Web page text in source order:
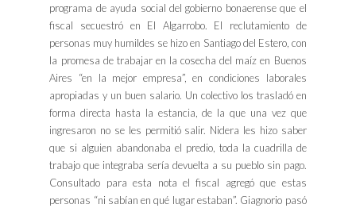
programa de ayuda social del gobierno bonaerense que el
fiscal secuestró en El Algarrobo. El reclutamiento de
personas muy humildes se hizo en Santiago del Estero, con
la promesa de trabajar en la cosecha del maíz en Buenos
Aires “en la mejor empresa”, en condiciones laborales
apropiadas y un buen salario. Un colectivo los trasladó en
forma directa hasta la estancia, de la que una vez que
ingresaron no se les permitió salir. Nidera les hizo saber
que si alguien abandonaba el predio, toda la cuadrilla de
trabajo que integraba sería devuelta a su pueblo sin pago.
Consultado para esta nota el fiscal agregó que estas
personas “ni sabían en qué lugar estaban”. Giagnorio pasó